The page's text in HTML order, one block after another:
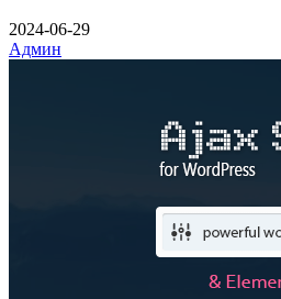
2024-06-29
Админ